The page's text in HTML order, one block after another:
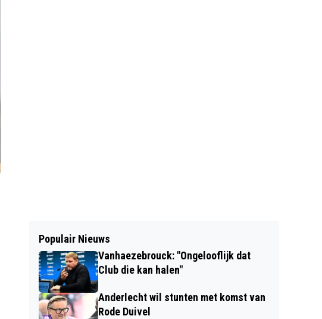
Populair Nieuws
Vanhaezebrouck: "Ongelooflijk dat
Club die kan halen"
Anderlecht wil stunten met komst van
Rode Duivel